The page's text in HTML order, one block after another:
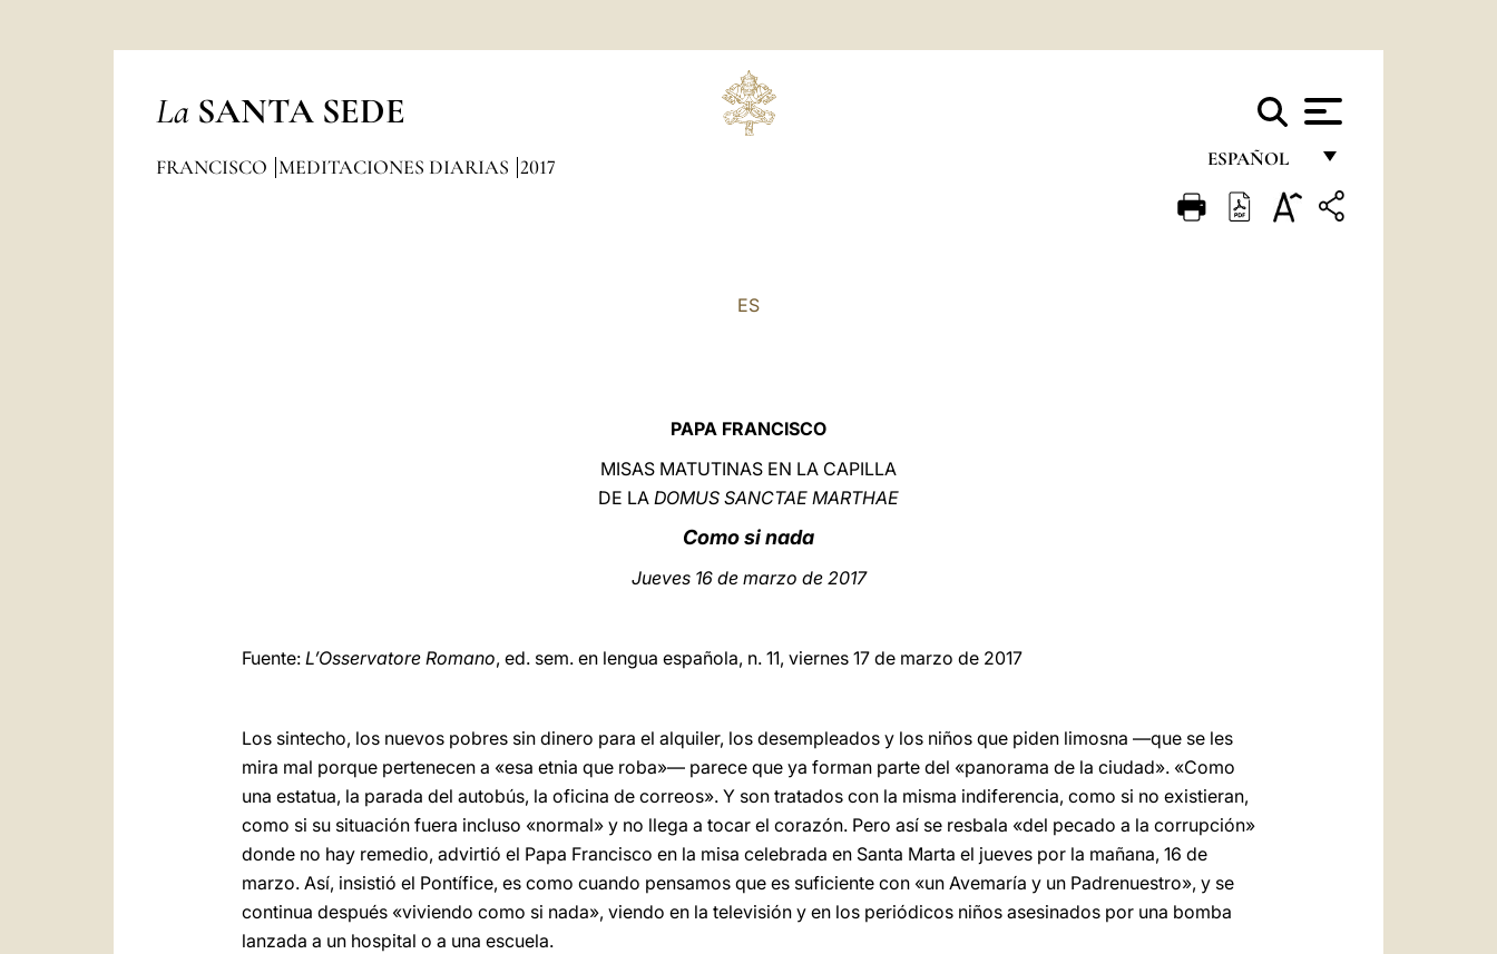
La SANTA SEDE
ESPAÑOL
FRANÇAIS
FRANCISCO MEDITACIONES DIARIAS 2017
ES
PAPA FRANCISCO
MISAS MATUTINAS EN LA CAPILLA
DE LA DOMUS SANCTAE MARTHAE
Como si nada
Jueves 16 de marzo de 2017
Fuente: L’Osservatore Romano, ed. sem. en lengua española, n. 11, viernes 17 de marzo de 2017
Los sintecho, los nuevos pobres sin dinero para el alquiler, los desempleados y los niños que piden limosna —que se les
mira mal porque pertenecen a «esa etnia que roba»— parece que ya forman parte del «panorama de la ciudad». «Como
una estatua, la parada del autobús, la oficina de correos». Y son tratados con la misma indiferencia, como si no existieran,
como si su situación fuera incluso «normal» y no llega a tocar el corazón. Pero así se resbala «del pecado a la corrupción»
donde no hay remedio, advirtió el Papa Francisco en la misa celebrada en Santa Marta el jueves por la mañana, 16 de
marzo. Así, insistió el Pontífice, es como cuando pensamos que es suficiente con «un Avemaría y un Padrenuestro», y se
continua después «viviendo como si nada», viendo en la televisión y en los periódicos niños asesinados por una bomba
lanzada a un hospital o a una escuela.